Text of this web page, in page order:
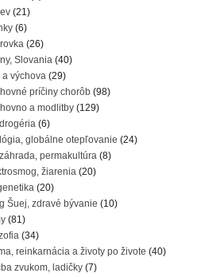
(21)
(6)
(26)
Slovania (40)
a výchova (29)
príčiny chorôb (98)
a modlitby (129)
(6)
globálne otepľovanie (24)
permakultúra (8)
žiarenia (20)
(20)
Šuej, zdravé bývanie (10)
(81)
(34)
reinkarnácia a životy po živote (40)
zvukom, ladičky (7)